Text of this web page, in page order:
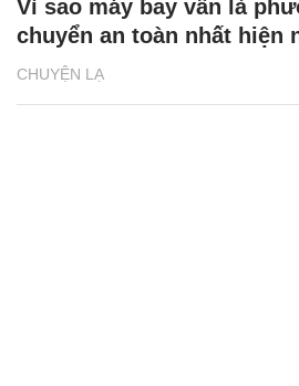
CHUYỆN LẠ
Vì sao máy bay vẫn là
chuyển an toàn nhất hiện